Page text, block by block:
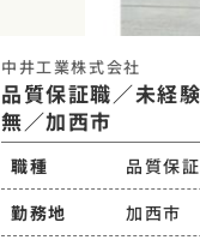
中井工業株式会社
品質保証職／未経
無／加西市
職種
品質保
勤務地
加西市